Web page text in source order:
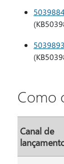
5039884
5039893
Como
Canal de